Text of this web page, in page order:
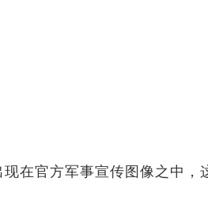
在官方军事宣传图像之中，